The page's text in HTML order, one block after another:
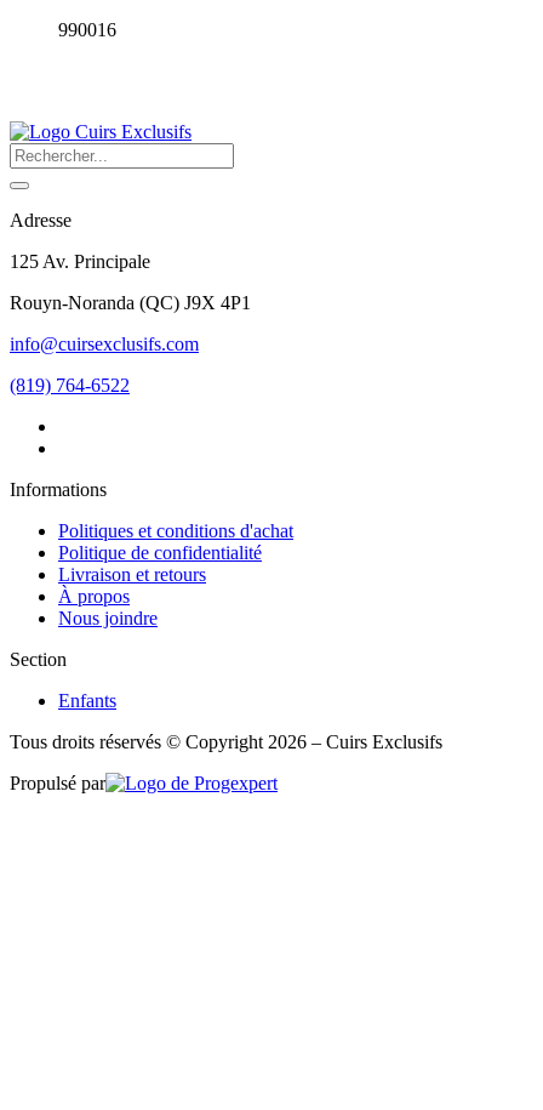
990016
Adresse
125 Av. Principale
Rouyn-Noranda (QC) J9X 4P1
info@cuirsexclusifs.com
(819) 764-6522
Informations
Politiques et conditions d'achat
Politique de confidentialité
Livraison et retours
À propos
Nous joindre
Section
Enfants
Tous droits réservés © Copyright 2026 – Cuirs Exclusifs
Propulsé par